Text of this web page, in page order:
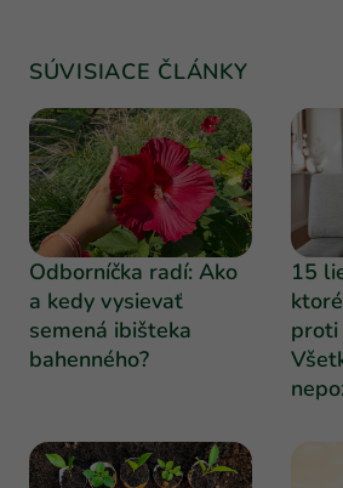
SÚVISIACE ČLÁNKY
Odborníčka radí: Ako
a kedy vysievať
semená ibišteka
bahenného?
15